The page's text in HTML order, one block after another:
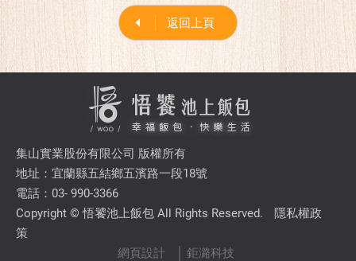
返回上頁
集山實業股份有限公司 版權所有
地址：宜蘭縣五結鄉五濱路一段18號
電話：03- 990-3366
Copyright © 悟饕池上飯包 All Rights Reserved.
隱私權政
策
網頁設計
│ 鉅潞科技